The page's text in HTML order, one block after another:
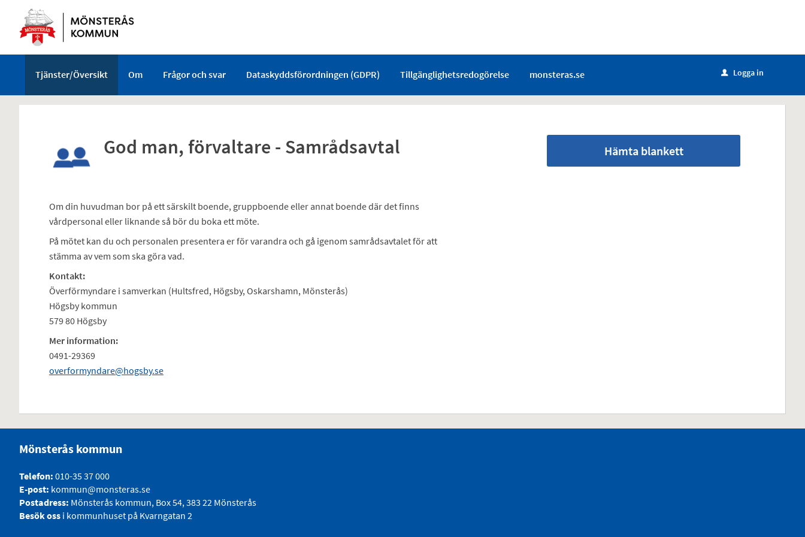
Välkommen
tjänster
Mönsterås
kommun
Tjänster/Översikt Om Frågor och svar Dataskyddsförordningen (GDPR) Tillgänglighetsredogörelse monsteras.se u Logga in
God man, förvaltare - Samrådsavtal
Om din huvudman bor på ett särskilt boende, gruppboende eller annat boende där det finns
vårdpersonal eller liknande så bör du boka ett möte.
På mötet kan du och personalen presentera er för varandra och gå igenom samrådsavtalet för att
stämma av vem som ska göra vad.
Kontakt:
Överförmyndare i samverkan (Hultsfred, Högsby, Oskarshamn, Mönsterås)
Högsby kommun
579 80 Högsby
Mer information:
0491-29369
overformyndare@hogsby.se
Hämta blankett
Mönsterås kommun
Telefon: 010-35 37 000
E-post: kommun@monsteras.se
Postadress: Mönsterås kommun, Box 54, 383 22 Mönsterås
Besök oss i kommunhuset på Kvarngatan 2